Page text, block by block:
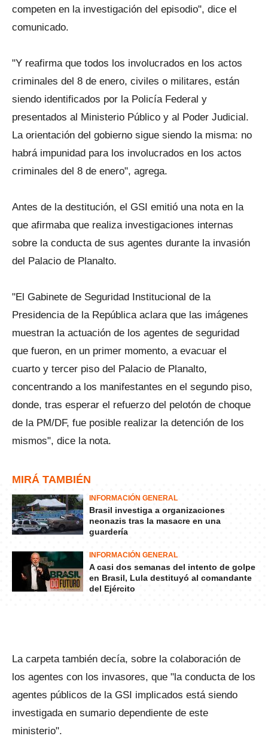
competen en la investigación del episodio", dice el
comunicado.
"Y reafirma que todos los involucrados en los actos
criminales del 8 de enero, civiles o militares, están
siendo identificados por la Policía Federal y
presentados al Ministerio Público y al Poder Judicial.
La orientación del gobierno sigue siendo la misma: no
habrá impunidad para los involucrados en los actos
criminales del 8 de enero", agrega.
Antes de la destitución, el GSI emitió una nota en la
que afirmaba que realiza investigaciones internas
sobre la conducta de sus agentes durante la invasión
del Palacio de Planalto.
"El Gabinete de Seguridad Institucional de la
Presidencia de la República aclara que las imágenes
muestran la actuación de los agentes de seguridad
que fueron, en un primer momento, a evacuar el
cuarto y tercer piso del Palacio de Planalto,
concentrando a los manifestantes en el segundo piso,
donde, tras esperar el refuerzo del pelotón de choque
de la PM/DF, fue posible realizar la detención de los
mismos", dice la nota.
MIRÁ TAMBIÉN
INFORMACIÓN GENERAL
Brasil investiga a organizaciones
neonazis tras la masacre en una
guardería
INFORMACIÓN GENERAL
A casi dos semanas del intento de golpe
en Brasil, Lula destituyó al comandante
del Ejército
La carpeta también decía, sobre la colaboración de
los agentes con los invasores, que "la conducta de los
agentes públicos de la GSI implicados está siendo
investigada en sumario dependiente de este
ministerio".